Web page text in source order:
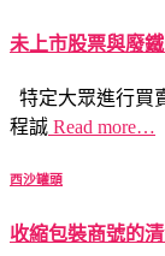
未上市股票與廢
特定大眾進行買
程誠 Read more…
西沙罐頭
收縮包裝商號的